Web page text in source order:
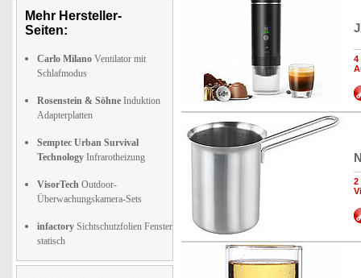
Mehr Hersteller-
Seiten:
Carlo Milano Ventilator mit
Schlafmodus
Rosenstein & Söhne Induktion
Adapterplatten
Semptec Urban Survival
Technology Infrarotheizung
VisorTech Outdoor-
Überwachungskamera-Sets
infactory Sichtschutzfolien Fenster
statisch
4
2